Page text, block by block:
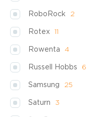
RoboRock 2
Rotex 11
Rowenta 4
Russell Hobbs 6
Samsung 25
Saturn 3